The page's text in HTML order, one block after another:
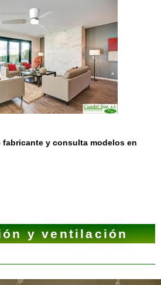
y consulta modelos en
y ventilación